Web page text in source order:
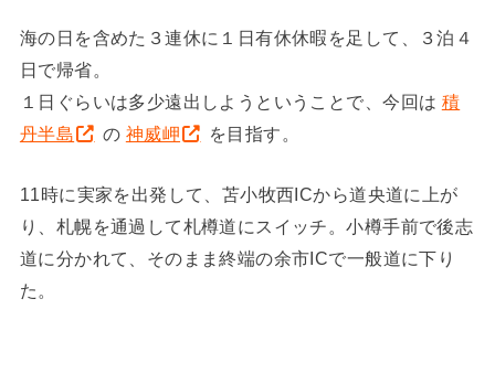
海の日を含めた３連休に１日有休休暇を足して、３泊４
日で帰省。
１日ぐらいは多少遠出しようということで、今回は 積
丹半島
の 神威岬 を目指す。
11時に実家を出発して、苫小牧西ICから道央道に上が
り、札幌を通過して札樽道にスイッチ。小樽手前で後志
道に分かれて、そのまま終端の余市ICで一般道に下り
た。